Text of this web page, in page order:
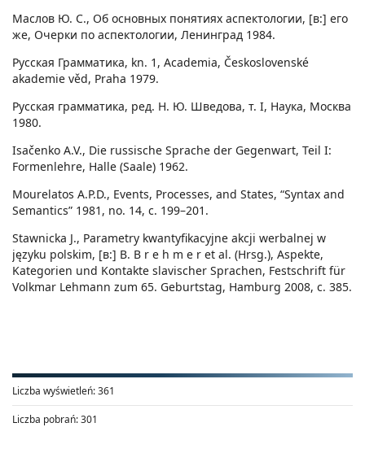
Liczba wyświetleń:361
Liczba pobrań:301
Маслов Ю. С., Об основных понятиях аспектологии, [в:] его
же, Очерки по аспектологии, Ленинград 1984.
Русская Грамматика, kn. 1, Academia, Československé
akademie věd, Praha 1979.
Русская грамматика, ред. Н. Ю. Шведовa, т. I, Наука, Москва
1980.
Isačenko A.V., Die russische Sprache der Gegenwart, Teil I:
Formenlehre, Halle (Saale) 1962.
Mourelatos A.P.D., Events, Processes, and States, “Syntax and
Semantics” 1981, no. 14, c. 199–201.
Stawnicka J., Parametry kwantyfikacyjne akcji werbalnej w
języku polskim, [в:] B. B r e h m e r et al. (Hrsg.), Aspekte,
Kategorien und Kontakte slavischer Sprachen, Festschrift für
Volkmar Lehmann zum 65. Geburtstag, Hamburg 2008, с. 385.